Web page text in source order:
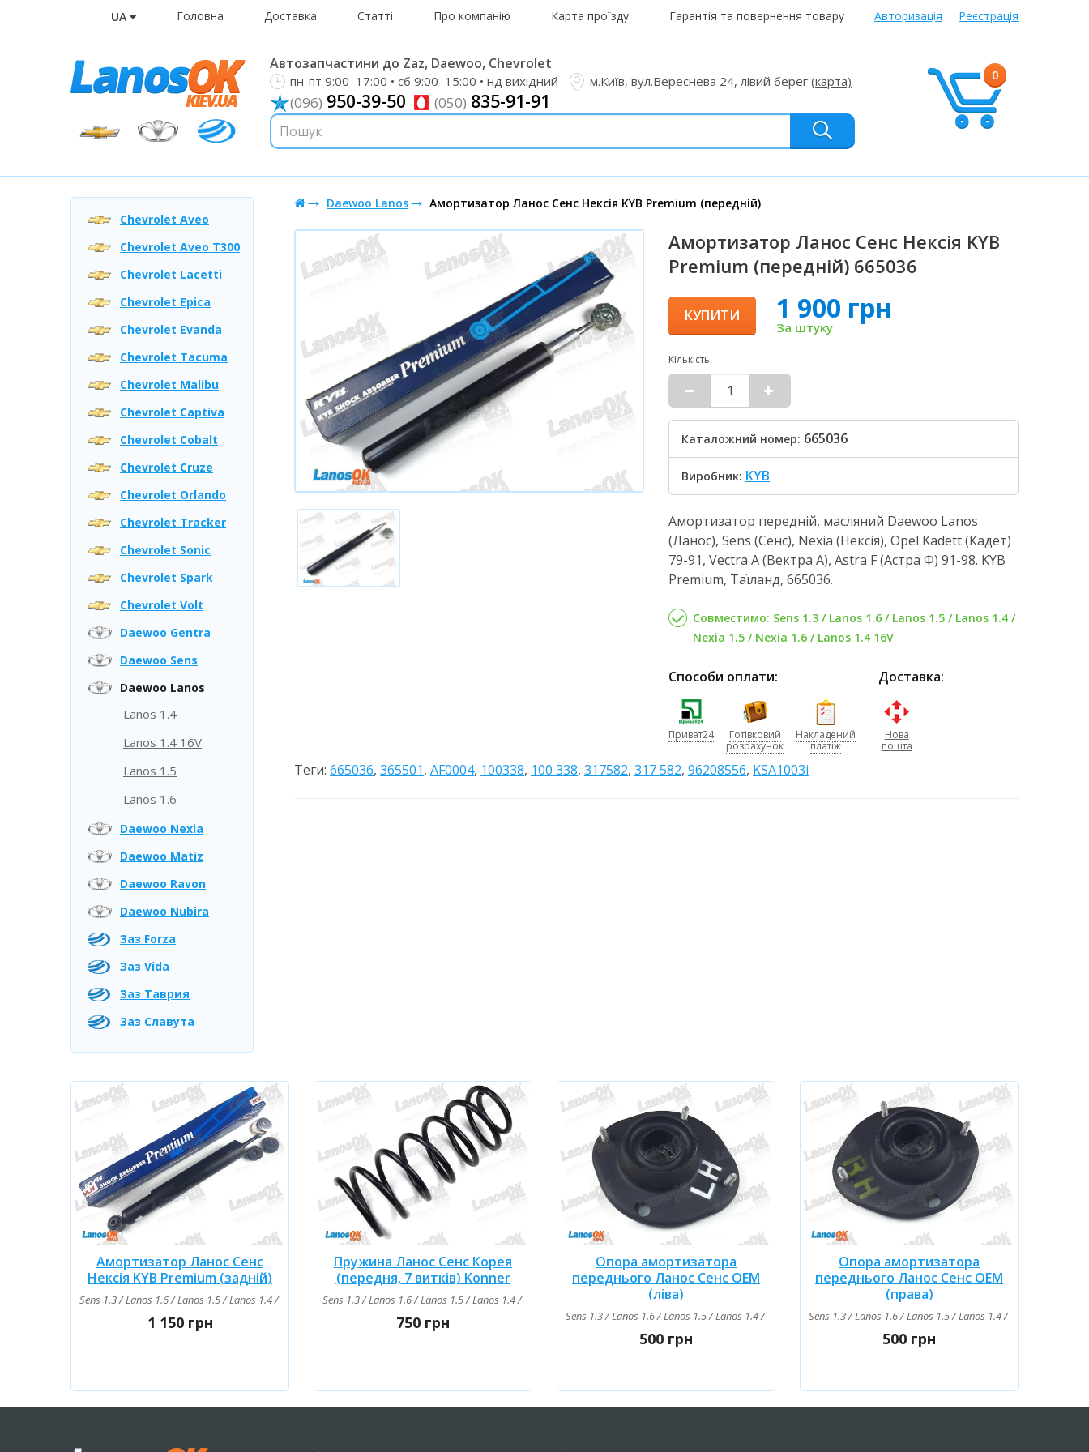
UA Головна Доставка Статті Про компанію Карта проїзду Гарантія та повернення товару Авторизація Реєстрація
0
Автозапчастини до Zaz, Daewoo, Chevrolet
пн-пт 9:00–17:00 • сб 9:00–15:00 • нд вихідний м.Київ, вул.Вереснева 24, лівий берег (карта)
(096) 950-39-50 (050) 835-91-91
Chevrolet Aveo
Chevrolet Aveo T300
Chevrolet Lacetti
Chevrolet Epica
Chevrolet Evanda
Chevrolet Tacuma
Chevrolet Malibu
Chevrolet Captiva
Chevrolet Cobalt
Chevrolet Cruze
Chevrolet Orlando
Chevrolet Tracker
Chevrolet Sonic
Chevrolet Spark
Chevrolet Volt
Daewoo Gentra
Daewoo Sens
Daewoo Lanos
Lanos 1.4
Lanos 1.4 16V
Lanos 1.5
Lanos 1.6
Daewoo Nexia
Daewoo Matiz
Daewoo Ravon
Daewoo Nubira
Заз Forza
Заз Vida
Заз Таврия
Заз Славута
Daewoo Lanos Амортизатор Ланос Сенс Нексія KYB Premium (передній)
Амортизатор Ланос Сенс Нексія KYB
Premium (передній) 665036
КУПИТИ 1 900 грн
За штуку
Кількість
Каталожний номер: 665036
Виробник: KYB
Амортизатор передній, масляний Daewoo Lanos
(Ланос), Sens (Сенс), Nexia (Нексія), Opel Kadett (Кадет)
79-91, Vectra A (Вектра А), Astra F (Астра Ф) 91-98. KYB
Premium, Таїланд, 665036.
Совместимо: Sens 1.3 / Lanos 1.6 / Lanos 1.5 / Lanos 1.4 /
Nexia 1.5 / Nexia 1.6 / Lanos 1.4 16V
Способи оплати:
Приват24
Готівковий
розрахунок
Накладений
платіж
Доставка:
Нова
пошта
Теги: 665036, 365501, AF0004, 100338, 100 338, 317582, 317 582, 96208556, KSA1003i
Амортизатор Ланос Сенс
Нексія KYB Premium (задній)
Sens 1.3 / Lanos 1.6 / Lanos 1.5 / Lanos 1.4 / Nexia 1.5 / Nexia 1.6 / Lanos 1.4 16V
1 150 грн
Пружина Ланос Сенс Корея
(передня, 7 витків) Konner
Sens 1.3 / Lanos 1.6 / Lanos 1.5 / Lanos 1.4 / Lanos 1.4 16V
750 грн
Опора амортизатора
переднього Ланос Сенс OEM
(ліва)
Sens 1.3 / Lanos 1.6 / Lanos 1.5 / Lanos 1.4 / Lanos 1.4 16V
500 грн
Опора амортизатора
переднього Ланос Сенс OEM
(права)
Sens 1.3 / Lanos 1.6 / Lanos 1.5 / Lanos 1.4 / Lanos 1.4 16V
500 грн